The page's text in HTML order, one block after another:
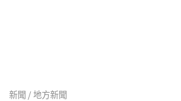
新聞 / 地方新聞